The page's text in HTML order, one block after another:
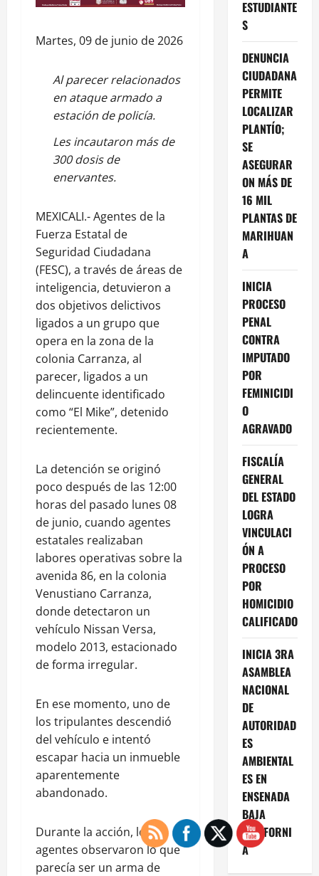
Martes, 09 de junio de 2026
Al parecer relacionados
en ataque armado a
estación de policía.
Les incautaron más de
300 dosis de
enervantes.
MEXICALI.- Agentes de la
Fuerza Estatal de
Seguridad Ciudadana
(FESC), a través de áreas de
inteligencia, detuvieron a
dos objetivos delictivos
ligados a un grupo que
opera en la zona de la
colonia Carranza, al
parecer, ligados a un
delincuente identificado
como “El Mike”, detenido
recientemente.
La detención se originó
poco después de las 12:00
horas del pasado lunes 08
de junio, cuando agentes
estatales realizaban
labores operativas sobre la
avenida 86, en la colonia
Venustiano Carranza,
donde detectaron un
vehículo Nissan Versa,
modelo 2013, estacionado
de forma irregular.
En ese momento, uno de
los tripulantes descendió
del vehículo e intentó
escapar hacia un inmueble
aparentemente
abandonado.
Durante la acción, los
agentes observaron lo que
parecía ser un arma de
ESTUDIANTE
S
DENUNCIA
CIUDADANA
PERMITE
LOCALIZAR
PLANTÍO;
SE
ASEGURAR
ON MÁS DE
16 MIL
PLANTAS DE
MARIHUAN
A
INICIA
PROCESO
PENAL
CONTRA
IMPUTADO
POR
FEMINICIDI
O
AGRAVADO
FISCALÍA
GENERAL
DEL ESTADO
LOGRA
VINCULACI
ÓN A
PROCESO
POR
HOMICIDIO
CALIFICADO
INICIA 3RA
ASAMBLEA
NACIONAL
DE
AUTORIDAD
ES
AMBIENTAL
ES EN
ENSENADA
BAJA
CALIFORNI
A